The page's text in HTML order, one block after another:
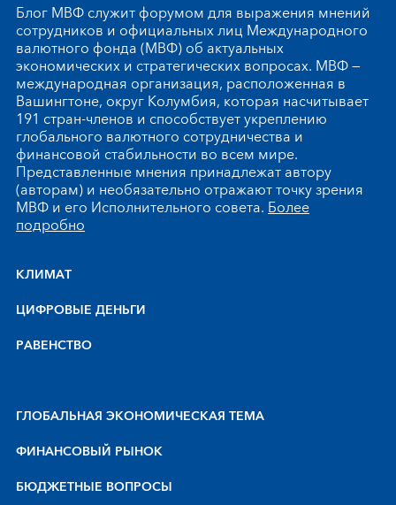
Блог МВФ служит форумом для выражения мнений
сотрудников и официальных лиц Международного
валютного фонда (МВФ) об актуальных
экономических и стратегических вопросах. МВФ —
международная организация, расположенная в
Вашингтоне, округ Колумбия, которая насчитывает
191 стран-членов и способствует укреплению
глобального валютного сотрудничества и
финансовой стабильности во всем мире.
Представленные мнения принадлежат автору
(авторам) и необязательно отражают точку зрения
МВФ и его Исполнительного совета.Более
подробно
КЛИМАТ
ЦИФРОВЫЕ ДЕНЬГИ
РАВЕНСТВО
ГЛОБАЛЬНАЯ ЭКОНОМИЧЕСКАЯ ТЕМА
ФИНАНСОВЫЙ РЫНОК
БЮДЖЕТНЫЕ ВОПРОСЫ